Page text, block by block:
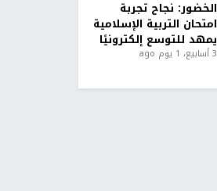
الخضور: نجاح تجربة
امتحان التربية الإسلامية
يمهد للتوسع إلكترونيًا
3 أسابيع، 1 يوم ago